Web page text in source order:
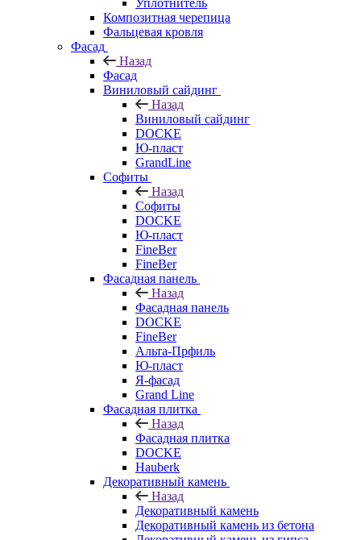
Уплотнитель
Композитная черепица
Фальцевая кровля
Фасад
Назад
Фасад
Виниловый сайдинг
Назад
Виниловый сайдинг
DOCKE
Ю-пласт
GrandLine
Софиты
Назад
Софиты
DOCKE
Ю-пласт
FineBer
FineBer
Фасадная панель
Назад
Фасадная панель
DOCKE
FineBer
Альта-Прфиль
Ю-пласт
Я-фасад
Grand Line
Фасадная плитка
Назад
Фасадная плитка
DOCKE
Hauberk
Декоративный камень
Назад
Декоративный камень
Декоративный камень из бетона